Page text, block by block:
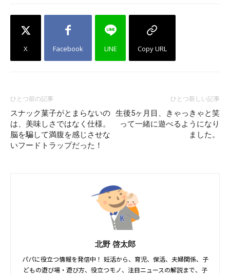
X Facebook LINE Copy URL
ひとつ前の記事
スナック菓子がとまらないの
は、美味しさではなく仕様。
脳を騙して満腹を感じさせな
いフードトラップだった！
ひとつ新しい記事
生後5ヶ月目、きゃっきゃと笑
って一緒に遊べるようになり
ました。
北野 啓太郎
パパに役立つ情報を発信中！ 妊活から、育児、保活、夫婦関係、子
どもの遊び場・遊び方、役立つモノ、注目ニュースの解説まで、子